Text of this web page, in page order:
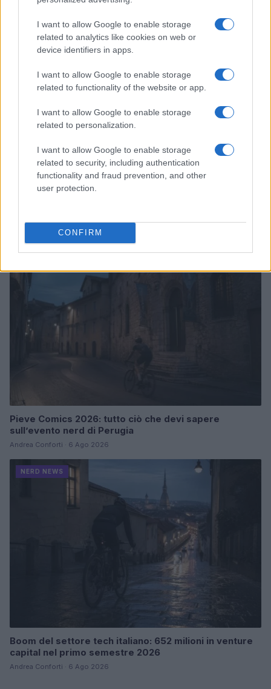
I want to allow Google to enable storage
related to analytics like cookies on web or
device identifiers in apps.
I want to allow Google to enable storage
related to functionality of the website or app.
I want to allow Google to enable storage
related to personalization.
I want to allow Google to enable storage
related to security, including authentication
functionality and fraud prevention, and other
user protection.
CONFIRM
NERD NEWS
Andrea Conforti · 9 Ago 2026
Pieve Comics 2026: tutto ciò che devi sapere
sull’evento nerd di Perugia
Andrea Conforti · 6 Ago 2026
NERD NEWS
Boom del settore tech italiano: 652 milioni in venture
capital nel primo semestre 2026
Andrea Conforti · 6 Ago 2026